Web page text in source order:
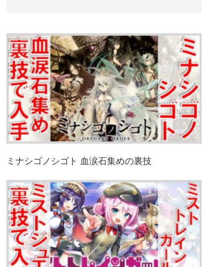
ミナシゴノシゴト 血涙石集めの裏技